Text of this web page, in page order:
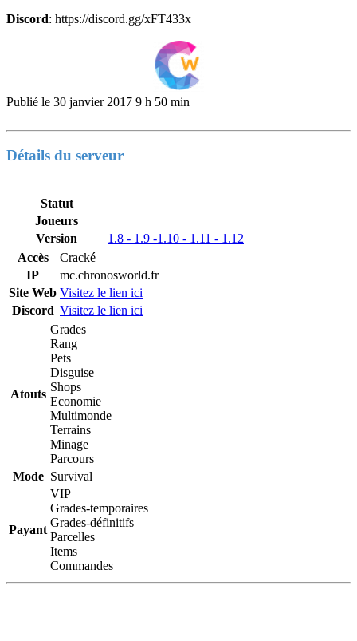
Discord: https://discord.gg/xFT433x
Publié le 30 janvier 2017 9 h 50 min
Détails du serveur
Statut
Joueurs
Version
1.8 - 1.9 -1.10 - 1.11 - 1.12
Accès
Cracké
IP
mc.chronosworld.fr
Site Web Visitez le lien ici
Discord Visitez le lien ici
Atouts
Grades
Rang
Pets
Disguise
Shops
Economie
Multimonde
Terrains
Minage
Parcours
Mode Survival
Payant
VIP
Grades-temporaires
Grades-définitifs
Parcelles
Items
Commandes